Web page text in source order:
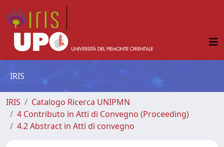
IRIS
IRIS
Catalogo Ricerca UNIPMN
4 Contributo in Atti di Convegno (Proceeding)
4.2 Abstract in Atti di convegno